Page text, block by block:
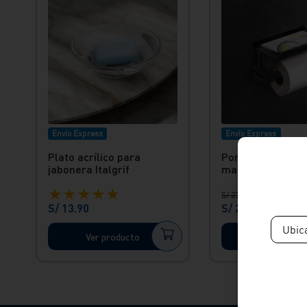
Envío Express
Plato acrílico para
jabonera Italgrif
★ ★ ★ ★ ★
S/ 13.90
Ver producto
Envío Express
Porta papel c/
martini black
S/ 239
S/ 203
Ver